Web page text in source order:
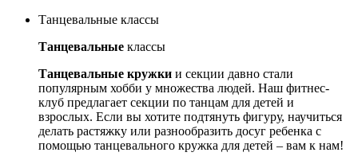
Танцевальные классы
Танцевальные классы
Танцевальные кружки и секции давно стали
популярным хобби у множества людей. Наш фитнес-
клуб предлагает секции по танцам для детей и
взрослых. Если вы хотите подтянуть фигуру, научиться
делать растяжку или разнообразить досуг ребенка с
помощью танцевального кружка для детей – вам к нам!